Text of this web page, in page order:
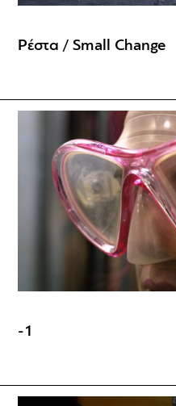
Ρέστα / Small Change
-1